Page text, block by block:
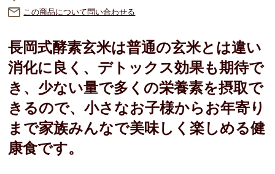
この商品について問い合わせる
長岡式酵素玄米は普通の玄米とは違い
消化に良く、デトックス効果も期待で
き、少ない量で多くの栄養素を摂取で
きるので、小さなお子様からお年寄り
まで家族みんなで美味しく楽しめる健
康食です。